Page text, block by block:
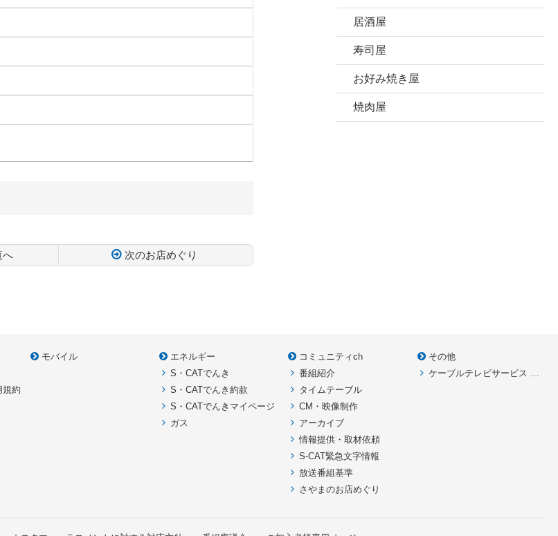
居酒屋
寿司屋
お好み焼き屋
焼肉屋
へ 次のお店めぐり
規約
モバイル
エネルギー
S・CATでんき
S・CATでんき約款
S・CATでんきマイページ
ガス
コミュニティch
番組紹介
タイムテーブル
CM・映像制作
アーカイブ
情報提供・取材依頼
S-CAT緊急文字情報
放送番組基準
さやまのお店めぐり
その他
ケーブルテレビサービス HOME